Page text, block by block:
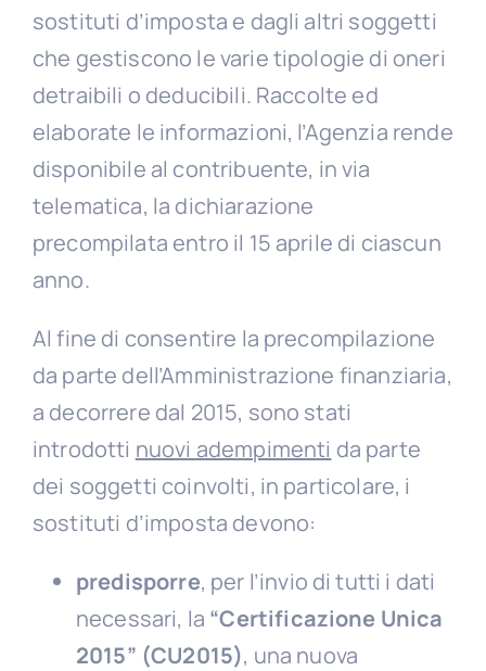
sostituti d’imposta e dagli altri soggetti
che gestiscono le varie tipologie di oneri
detraibili o deducibili. Raccolte ed
elaborate le informazioni, l’Agenzia rende
disponibile al contribuente, in via
telematica, la dichiarazione
precompilata entro il 15 aprile di ciascun
anno.
Al fine di consentire la precompilazione
da parte dell’Amministrazione finanziaria,
a decorrere dal 2015, sono stati
introdotti nuovi adempimenti da parte
dei soggetti coinvolti, in particolare, i
sostituti d’imposta devono:
predisporre, per l’invio di tutti i dati
necessari, la “Certificazione Unica
2015” (CU2015), una nuova